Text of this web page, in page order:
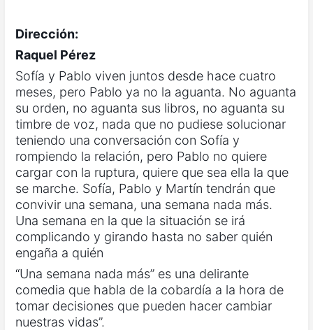
Dirección:
Raquel Pérez
Sofía y Pablo viven juntos desde hace cuatro
meses, pero Pablo ya no la aguanta. No aguanta
su orden, no aguanta sus libros, no aguanta su
timbre de voz, nada que no pudiese solucionar
teniendo una conversación con Sofía y
rompiendo la relación, pero Pablo no quiere
cargar con la ruptura, quiere que sea ella la que
se marche. Sofía, Pablo y Martín tendrán que
convivir una semana, una semana nada más.
Una semana en la que la situación se irá
complicando y girando hasta no saber quién
engaña a quién
“Una semana nada más” es una delirante
comedia que habla de la cobardía a la hora de
tomar decisiones que pueden hacer cambiar
nuestras vidas”.